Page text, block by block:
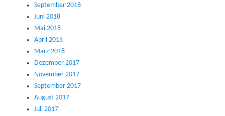
September 2018
Juni 2018
Mai 2018
April 2018
März 2018
Dezember 2017
November 2017
September 2017
August 2017
Juli 2017